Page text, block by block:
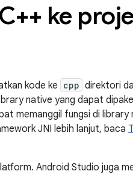
ke
kode ke cpp direktori
native yang dapat
memanggil fungsi di library
JNI lebih lanjut, baca
Android Studio juga